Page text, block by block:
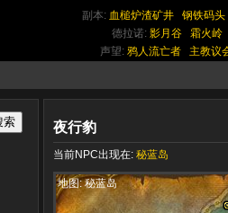
副本: 血槌炉渣矿井
钢铁码头
德拉诺: 影月谷
霜火岭
声望: 鸦人流亡者 主教议
夜行豹
当前NPC出现在: 秘蓝岛
地图: 秘蓝岛